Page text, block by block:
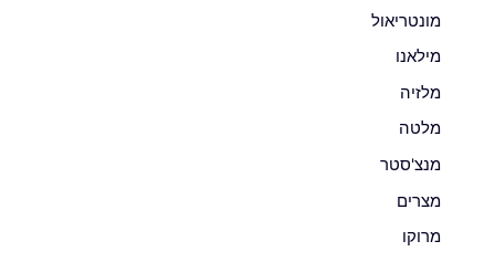
מונטריאול
מילאנו
מלזיה
מלטה
מנצ'סטר
מצרים
מרוקו